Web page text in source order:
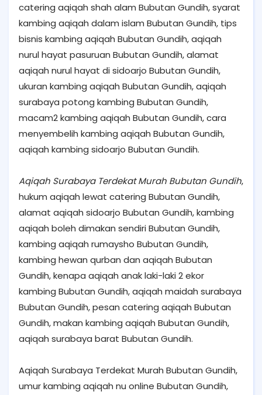
catering aqiqah shah alam Bubutan Gundih, syarat
kambing aqiqah dalam islam Bubutan Gundih, tips
bisnis kambing aqiqah Bubutan Gundih, aqiqah
nurul hayat pasuruan Bubutan Gundih, alamat
aqiqah nurul hayat di sidoarjo Bubutan Gundih,
ukuran kambing aqiqah Bubutan Gundih, aqiqah
surabaya potong kambing Bubutan Gundih,
macam2 kambing aqiqah Bubutan Gundih, cara
menyembelih kambing aqiqah Bubutan Gundih,
aqiqah kambing sidoarjo Bubutan Gundih.
Aqiqah Surabaya Terdekat Murah Bubutan Gundih,
hukum aqiqah lewat catering Bubutan Gundih,
alamat aqiqah sidoarjo Bubutan Gundih, kambing
aqiqah boleh dimakan sendiri Bubutan Gundih,
kambing aqiqah rumaysho Bubutan Gundih,
kambing hewan qurban dan aqiqah Bubutan
Gundih, kenapa aqiqah anak laki-laki 2 ekor
kambing Bubutan Gundih, aqiqah maidah surabaya
Bubutan Gundih, pesan catering aqiqah Bubutan
Gundih, makan kambing aqiqah Bubutan Gundih,
aqiqah surabaya barat Bubutan Gundih.
Aqiqah Surabaya Terdekat Murah Bubutan Gundih,
umur kambing aqiqah nu online Bubutan Gundih,